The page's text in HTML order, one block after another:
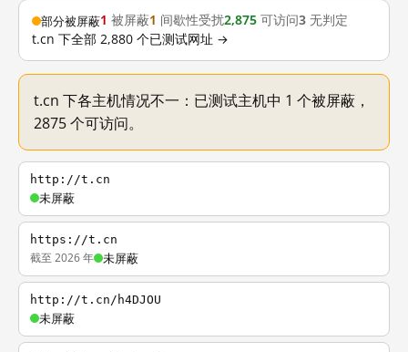
部分被屏蔽1 被屏蔽1 间歇性受扰2,875 可访问3 无判定
t.cn 下全部 2,880 个已测试网址 →
t.cn 下各主机情况不一：已测试主机中 1 个被屏蔽，
2875 个可访问。
http://t.cn
未屏蔽
https://t.cn
截至 2026 年 未屏蔽
http://t.cn/h4DJOU
未屏蔽